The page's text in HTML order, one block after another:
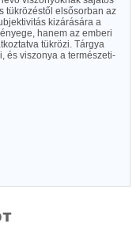
tükrözéstől elsősorban az
kizárására a
hanem az emberi
tükrözi. Tárgya
és viszonya a természeti-